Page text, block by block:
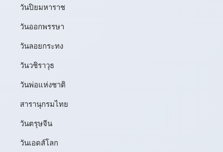
วันปิยมหาราช
วันออกพรรษา
วันลอยกระทง
วันวชิราวุธ
วันพ่อแห่งชาติ
สารานุกรมไทย
วันตรุษจีน
วันเอดส์โลก